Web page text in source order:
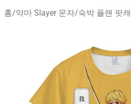
홈/악마 Slayer 문자/숙박 플랜 팟